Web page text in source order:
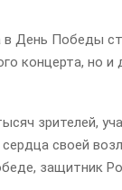
в День Победы
концерта, но
зрителей,
своей
защитник